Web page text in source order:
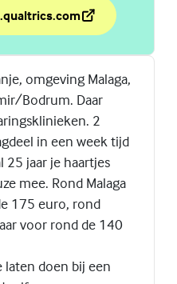
omgeving Malaga,
Bodrum. Daar
2
in een week tijd
jaar je haartjes
mee. Rond Malaga
175 euro, rond
voor rond de 140
doen bij een